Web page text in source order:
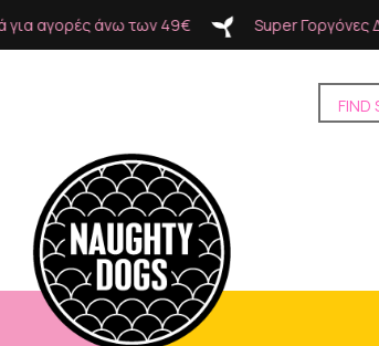
Super Γοργόνες Δωρεάν Μεταφορικά για